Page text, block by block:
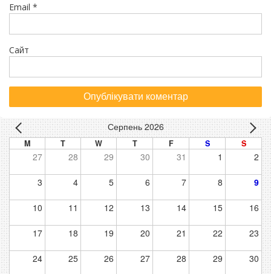
Email *
Сайт
Серпень 2026
M T W T F S S
27 28 29 30 31 1 2
3 4 5 6 7 8 9
10 11 12 13 14 15 16
17 18 19 20 21 22 23
24 25 26 27 28 29 30